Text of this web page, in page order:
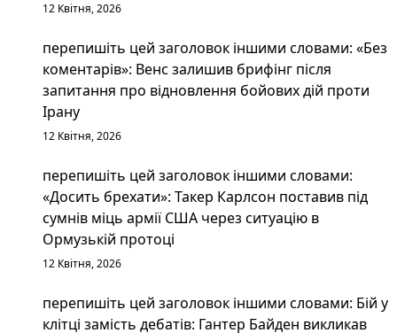
12 Квітня, 2026
перепишіть цей заголовок іншими словами: «Без
коментарів»: Венс залишив брифінг після
запитання про відновлення бойових дій проти
Ірану
12 Квітня, 2026
перепишіть цей заголовок іншими словами:
«Досить брехати»: Такер Карлсон поставив під
сумнів міць армії США через ситуацію в
Ормузькій протоці
12 Квітня, 2026
перепишіть цей заголовок іншими словами: Бій у
клітці замість дебатів: Гантер Байден викликав